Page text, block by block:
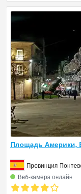
Площадь Америки,
Провинция
Веб‑камера онлайн